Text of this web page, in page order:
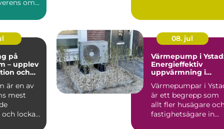
om
på
– upplev
och
är en av
mest
och lockar
08. jul
Värmepump i
Energieffektiv
uppvärmning i
Värmepumpar i
är ett begrepp som
allt fler husägare
fastighetsägare in...